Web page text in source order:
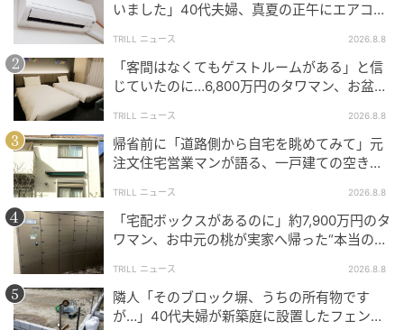
除湿剤には、湿気を吸うと液体に変化する塩化カルシ
ウム除湿剤と、天日干しなどで湿気を飛ばして繰り返
し使えるシリカゲル除湿剤があります。
コスパを重視するならシリカゲル除湿剤を選びましょ
う。
クローゼットには吊り下げ式、家具と壁のすき間には
シート式や置き式など、場所に応じて形状を使い分け
ると見た目もスマートですよ。
コツ④調湿機能がある内装材に張り替え
いました」40代夫婦、真夏の正午にエアコン
TRILL ニュース 2026.8.8
「客間はなくてもゲストルームがある」と信
じていたのに…6,800万円のタワマン、お盆に
た】
TRILL ニュース 2026.8.8
帰省前に「道路側から自宅を眺めてみて」元
注文住宅営業マンが語る、一戸建ての空き巣
TRILL ニュース 2026.8.8
「宅配ボックスがあるのに」約7,900万円のタ
ワマン、お中元の桃が実家へ帰った“本当の理
TRILL ニュース 2026.8.8
隣人「そのブロック塀、うちの所有物です
が…」40代夫婦が新築庭に設置したフェン